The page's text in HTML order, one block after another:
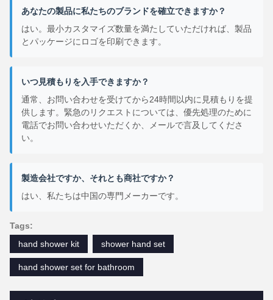
あなたの製品に私たちのブランドを確立できますか？
はい。最小カスタマイズ数量を満たしていただければ、製品
とパッケージにロゴを印刷できます。
いつ見積もりを入手できますか？
通常、お問い合わせを受けてから24時間以内に見積もりを提
供します。緊急のリクエストについては、優先処理のために
電話でお問い合わせいただくか、メールで言及してくださ
い。
製造会社ですか、それとも商社ですか？
はい、私たちは中国の専門メーカーです。
Tags:
hand shower kit
shower hand set
hand shower set for bathroom